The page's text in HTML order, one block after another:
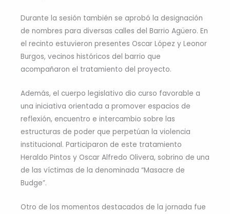
Durante la sesión también se aprobó la designación
de nombres para diversas calles del Barrio Agüero. En
el recinto estuvieron presentes Oscar López y Leonor
Burgos, vecinos históricos del barrio que
acompañaron el tratamiento del proyecto.
Además, el cuerpo legislativo dio curso favorable a
una iniciativa orientada a promover espacios de
reflexión, encuentro e intercambio sobre las
estructuras de poder que perpetúan la violencia
institucional. Participaron de este tratamiento
Heraldo Pintos y Oscar Alfredo Olivera, sobrino de una
de las víctimas de la denominada “Masacre de
Budge”.
Otro de los momentos destacados de la jornada fue